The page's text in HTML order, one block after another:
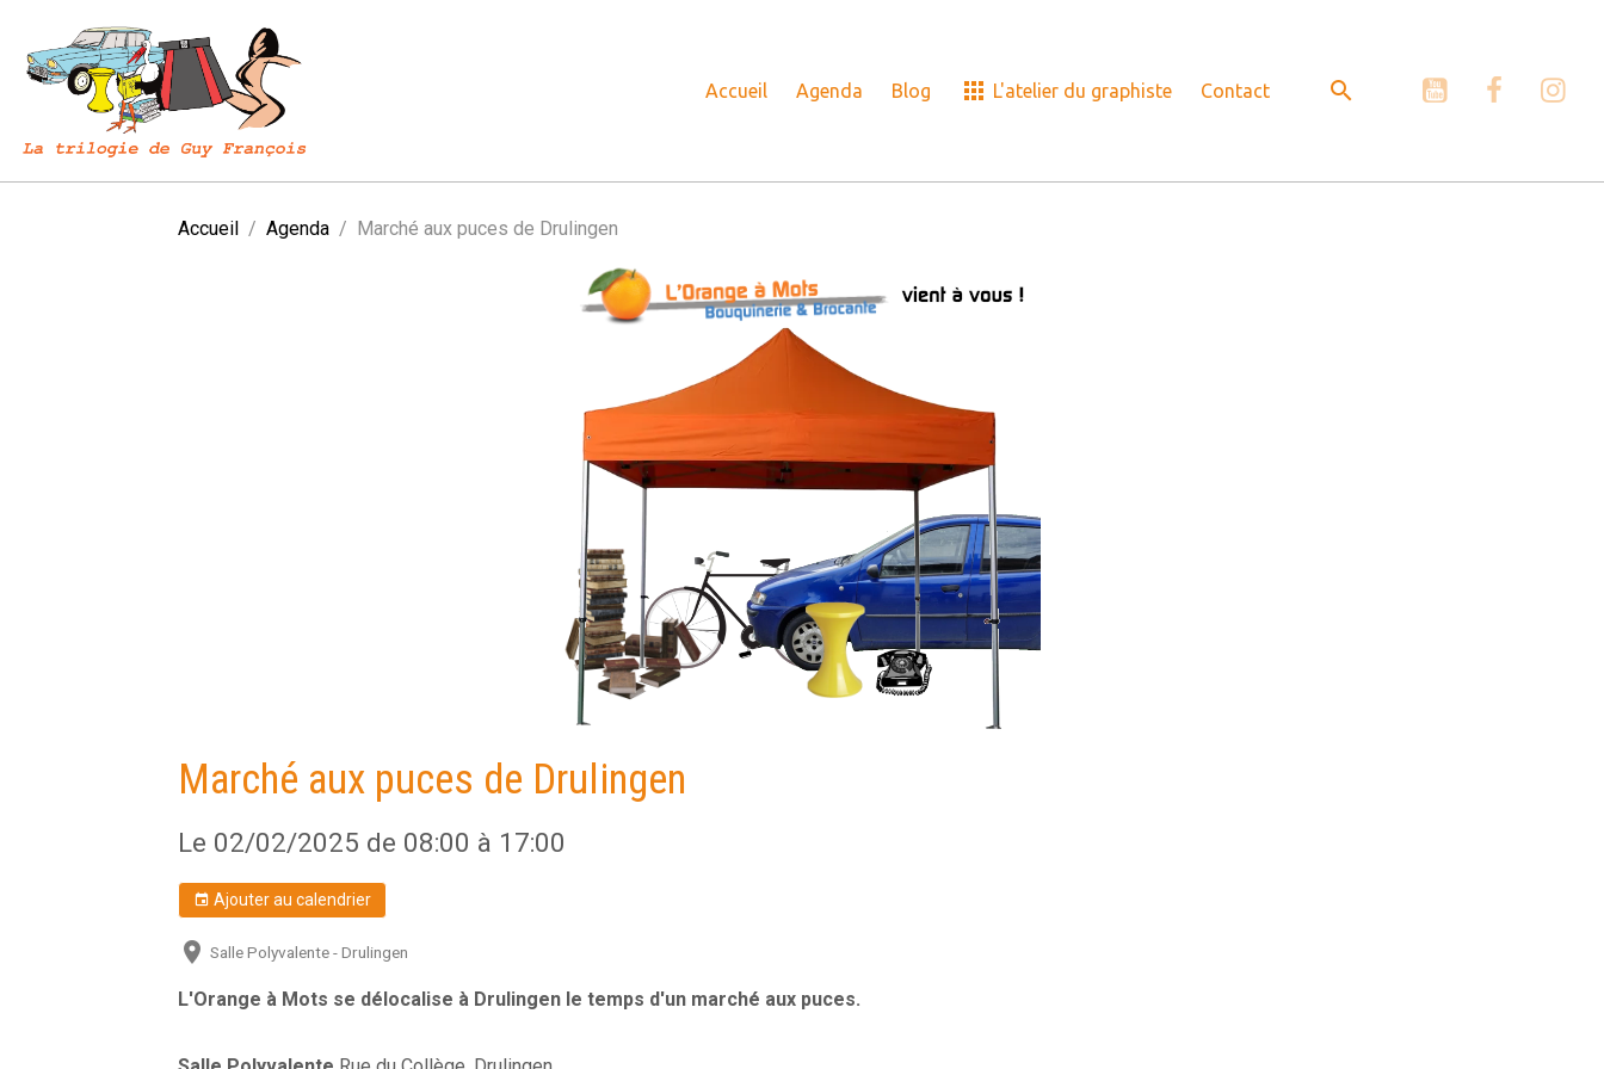
Accueil Agenda Blog L'atelier du graphiste Contact
Accueil Agenda Marché aux puces de Drulingen
Marché aux puces de Drulingen
Le 02/02/2025 de 08:00 à 17:00
Ajouter au calendrier
Salle Polyvalente - Drulingen
L'Orange à Mots se délocalise à Drulingen le temps d'un marché aux puces.